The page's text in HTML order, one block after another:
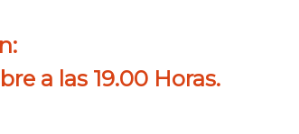
a las 19.00 Horas.